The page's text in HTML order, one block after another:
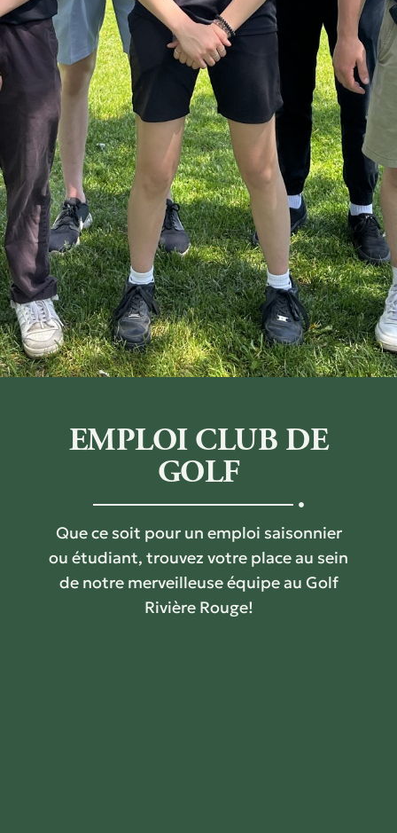
EMPLOI CLUB DE
GOLF
Que ce soit pour un emploi saisonnier
ou étudiant, trouvez votre placeau sein
de notre merveilleuse équipe au Golf
Rivière Rouge!